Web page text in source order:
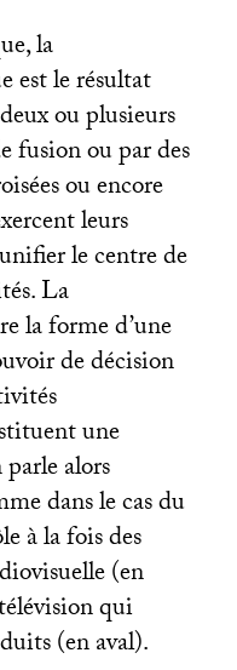
la
est le résultat
ou plusieurs
fusion ou par des
ou encore
leurs
le centre de
La
la forme d’une
de décision
une
alors
dans le cas du
à la fois des
(en
qui
(en aval).